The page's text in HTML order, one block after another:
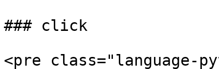
### click
<pre class="language-